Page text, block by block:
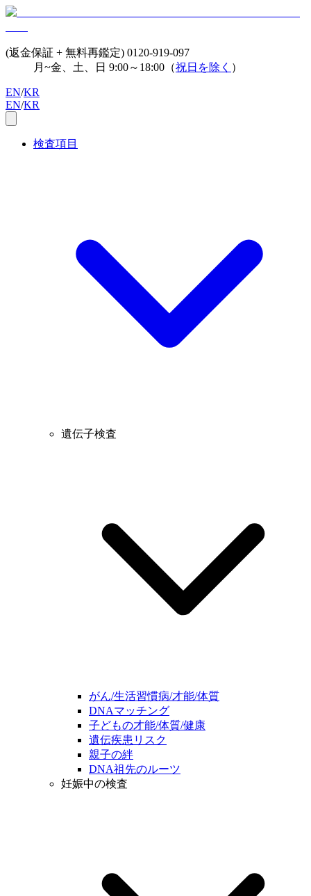
(返金保証 + 無料再鑑定) 0120-919-097
月~金、土、日 9:00～18:00（祝日を除く ）
EN/KR
EN/KR
検査項目
遺伝子検査
がん/生活習慣病/才能/体質
DNAマッチング
子どもの才能/体質/健康
遺伝疾患リスク
親子の絆
DNA祖先のルーツ
妊娠中の検査